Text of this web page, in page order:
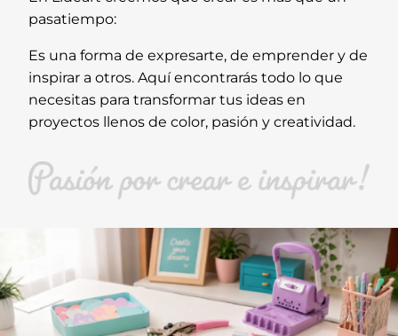
pasatiempo:
Es una forma de expresarte, de emprender y de
inspirar a otros. Aquí encontrarás todo lo que
necesitas para transformar tus ideas en
proyectos llenos de color, pasión y creatividad.